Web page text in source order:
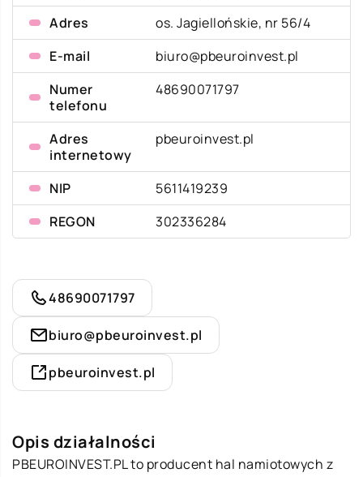
Adres
os. Jagiellońskie, nr 56/4
E-mail
biuro@pbeuroinvest.pl
Numer
telefonu
48690071797
Adres
internetowy
pbeuroinvest.pl
NIP
5611419239
REGON
302336284
48690071797
biuro@pbeuroinvest.pl
pbeuroinvest.pl
Opis działalności
PBEUROINVEST.PL to producent hal namiotowych z